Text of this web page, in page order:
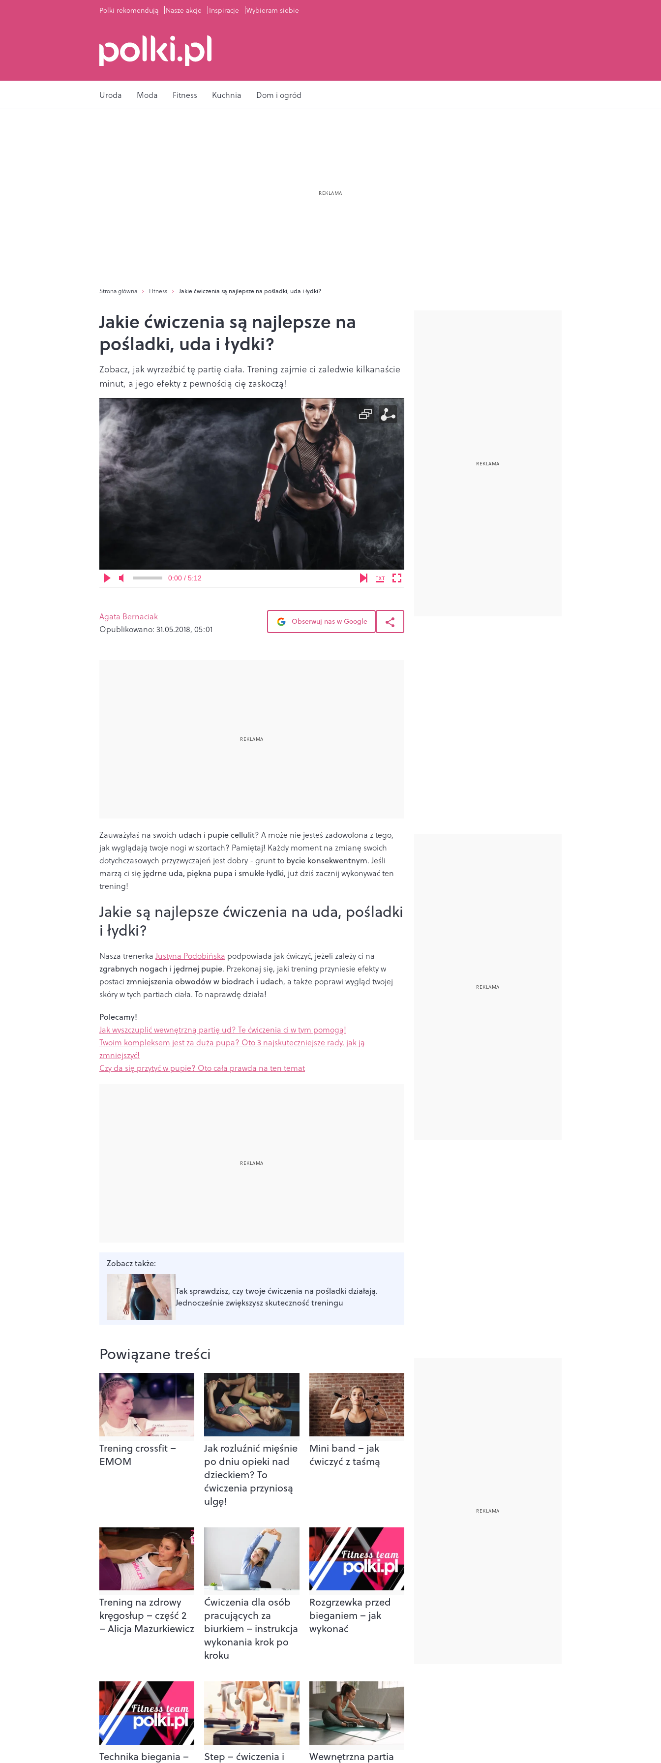
Polki rekomendują Nasze akcje Inspiracje Wybieram siebie
Uroda Moda Fitness Kuchnia Dom i ogród
Strona główna Fitness Jakie ćwiczenia są najlepsze na pośladki, uda i łydki?
Jakie ćwiczenia są najlepsze na
pośladki, uda i łydki?
Zobacz, jak wyrzeźbić tę partię ciała. Trening zajmie ci zaledwie kilkanaście
minut, a jego efekty z pewnością cię zaskoczą!
0:00 / 5:12
Agata Bernaciak
Opublikowano: 31.05.2018, 05:01
Obserwuj nas w Google
Zauważyłaś na swoich udach i pupie cellulit? A może nie jesteś zadowolona z tego,
jak wyglądają twoje nogi w szortach? Pamiętaj! Każdy moment na zmianę swoich
dotychczasowych przyzwyczajeń jest dobry - grunt to bycie konsekwentnym. Jeśli
marzą ci się jędrne uda, piękna pupa i smukłe łydki, już dziś zacznij wykonywać ten
trening!
Jakie są najlepsze ćwiczenia na uda, pośladki
i łydki?
Nasza trenerka Justyna Podobińska podpowiada jak ćwiczyć, jeżeli zależy ci na
zgrabnych nogach i jędrnej pupie. Przekonaj się, jaki trening przyniesie efekty w
postaci zmniejszenia obwodów w biodrach i udach, a także poprawi wygląd twojej
skóry w tych partiach ciała. To naprawdę działa!
Polecamy!
Jak wyszczuplić wewnętrzną partię ud? Te ćwiczenia ci w tym pomogą!
Twoim kompleksem jest za duża pupa? Oto 3 najskuteczniejsze rady, jak ją
zmniejszyć!
Czy da się przytyć w pupie? Oto cała prawda na ten temat
Zobacz także:
Tak sprawdzisz, czy twoje ćwiczenia na pośladki działają.
Jednocześnie zwiększysz skuteczność treningu
Powiązane treści
Trening crossfit –
EMOM
Jak rozluźnić mięśnie
po dniu opieki nad
dzieckiem? To
ćwiczenia przyniosą
ulgę!
Mini band – jak
ćwiczyć z taśmą
Trening na zdrowy
kręgosłup – część 2
– Alicja Mazurkiewicz
Ćwiczenia dla osób
pracujących za
biurkiem – instrukcja
wykonania krok po
kroku
Rozgrzewka przed
bieganiem – jak
wykonać
Technika biegania –
Step – ćwiczenia i
Wewnętrzna partia